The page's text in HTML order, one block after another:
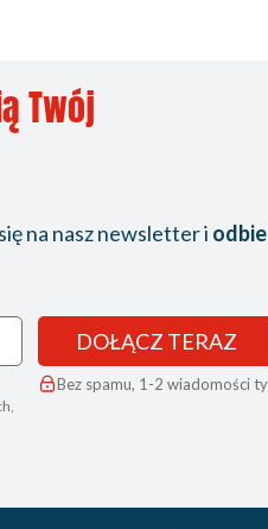
Twój
na nasz newsletter i
DOŁĄCZ TERAZ
Bez spamu, 1-2 wiadomości